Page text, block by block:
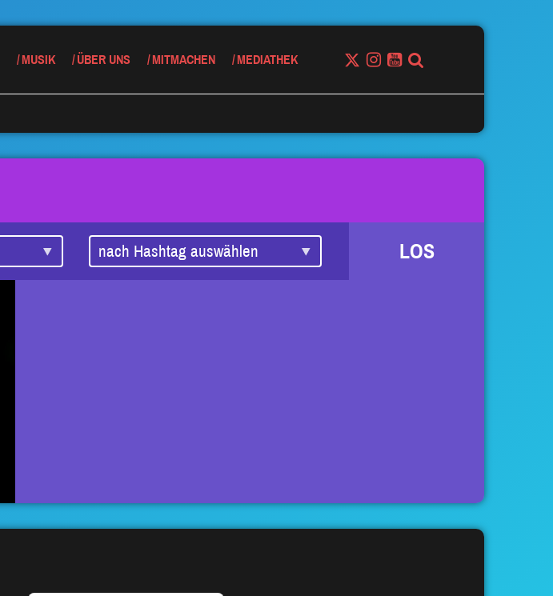
MUSIK ÜBER UNS MITMACHEN MEDIATHEK
LOS